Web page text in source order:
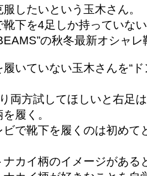
したいという玉木さん。
下を4足しか持っていな
の秋冬最新オシャ
いていない玉木さんを“
両方試してほしいと右足
履く。
ビで靴下を履くのは初めて
ナカイ柄のイメージがある